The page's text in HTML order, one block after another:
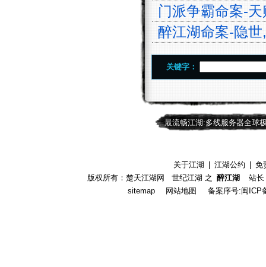
门派争霸命案-
醉江湖命案-隐
关键字：
最流畅江湖:多线服务器全球
关于江湖 江湖公约
免
版权所有：楚天江湖网 世纪江湖 之 醉江湖
站长
sitemap
网站地图 备案序号:闽ICP